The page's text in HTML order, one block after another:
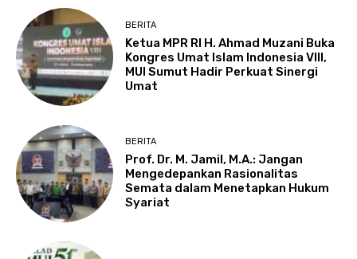
BERITA
Ketua MPR RI H. Ahmad Muzani Buka
Kongres Umat Islam Indonesia VIII,
MUI Sumut Hadir Perkuat Sinergi
Umat
BERITA
Prof. Dr. M. Jamil, M.A.: Jangan
Mengedepankan Rasionalitas
Semata dalam Menetapkan Hukum
Syariat